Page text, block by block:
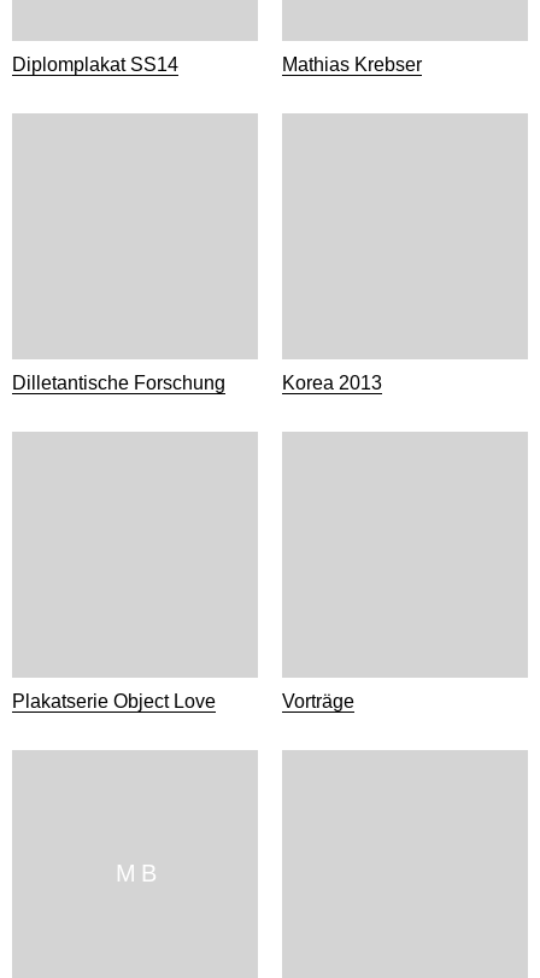
Diplomplakat SS14 Mathias Krebser
Dilletantische Forschung Korea 2013
Plakatserie Object Love Vorträge
M B